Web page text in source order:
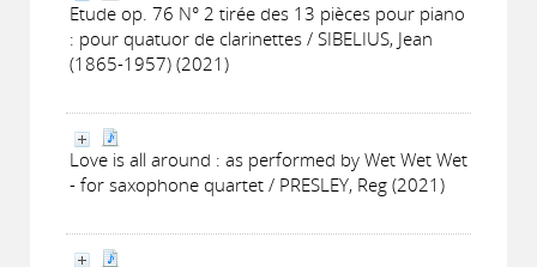
Etude op. 76 N° 2 tirée des 13 pièces pour piano
: pour quatuor de clarinettes / SIBELIUS, Jean
(1865-1957) (2021)
Love is all around : as performed by Wet Wet Wet
- for saxophone quartet / PRESLEY, Reg (2021)